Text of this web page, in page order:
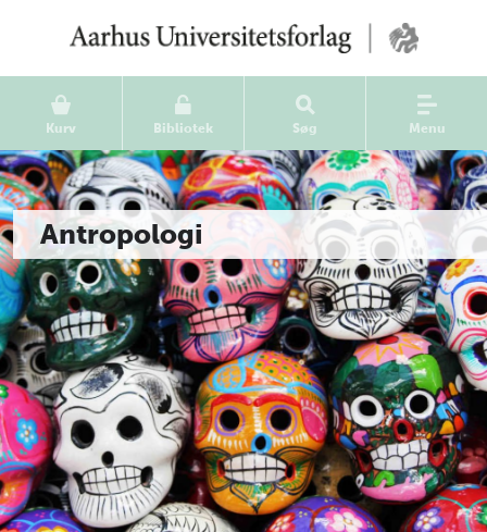
Kurv Bibliotek Søg Menu
Antropologi